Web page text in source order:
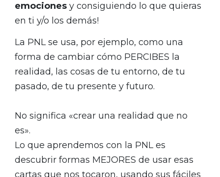
emociones y consiguiendo lo que quieras
en ti y/o los demás!
La PNL se usa, por ejemplo, como una
forma de cambiar cómo PERCIBES la
realidad, las cosas de tu entorno, de tu
pasado, de tu presente y futuro.
No significa «crear una realidad que no
es».
Lo que aprendemos con la PNL es
descubrir formas MEJORES de usar esas
cartas que nos tocaron, usando sus fáciles